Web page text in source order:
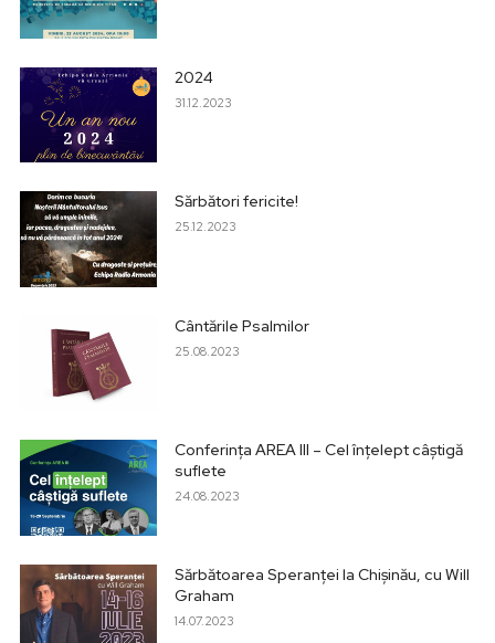
2024
31.12.2023
Sărbători fericite!
25.12.2023
Cântările Psalmilor
25.08.2023
Conferința AREA III – Cel înțelept câștigă
suflete
24.08.2023
Sărbătoarea Speranței la Chișinău, cu Will
Graham
14.07.2023